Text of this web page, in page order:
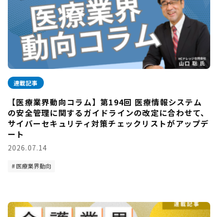
連載記事
【医療業界動向コラム】第194回 医療情報システム
の安全管理に関するガイドラインの改定に合わせて、
サイバーセキュリティ対策チェックリストがアップデ
ート
2026.07.14
医療業界動向